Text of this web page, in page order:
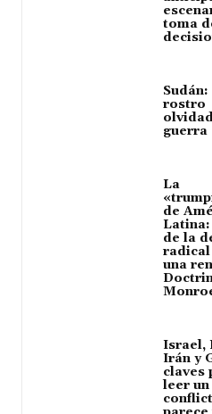
toma
rostro
guerra
La
de
Latina:
de la
radical
una
Israel,
Irán y
claves
leer un